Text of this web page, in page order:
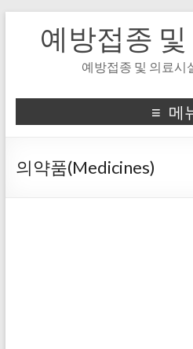
예방접종 및
예방접종 및 의료시
메
의약품(Medicines)